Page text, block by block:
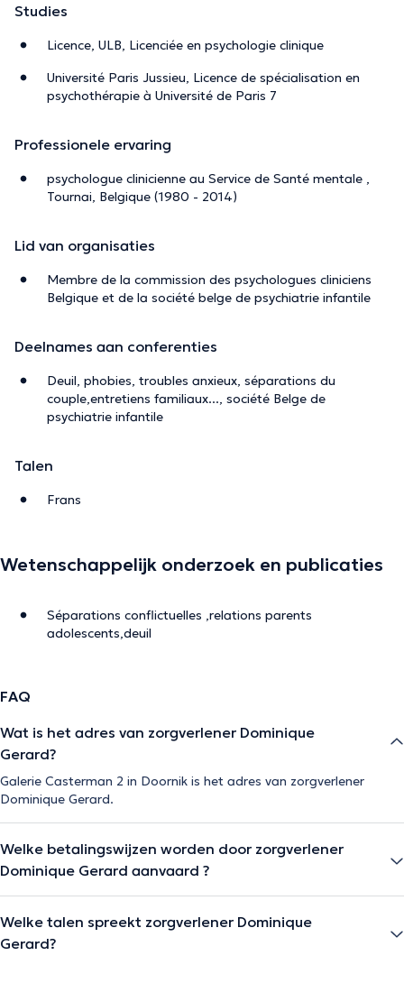
Studies
Licence, ULB, Licenciée en psychologie clinique
Université Paris Jussieu, Licence de spécialisation en
psychothérapie à Université de Paris 7
Professionele ervaring
psychologue clinicienne au Service de Santé mentale ,
Tournai, Belgique (1980 - 2014)
Lid van organisaties
Membre de la commission des psychologues cliniciens
Belgique et de la société belge de psychiatrie infantile
Deelnames aan conferenties
Deuil, phobies, troubles anxieux, séparations du
couple,entretiens familiaux..., société Belge de
psychiatrie infantile
Talen
Frans
Wetenschappelijk onderzoek en publicaties
Séparations conflictuelles ,relations parents
adolescents,deuil
FAQ
Wat is het adres van zorgverlener Dominique
Gerard?
Galerie Casterman 2 in Doornik is het adres van zorgverlener
Dominique Gerard.
Welke betalingswijzen worden door zorgverlener
Dominique Gerard aanvaard ?
Welke talen spreekt zorgverlener Dominique
Gerard?